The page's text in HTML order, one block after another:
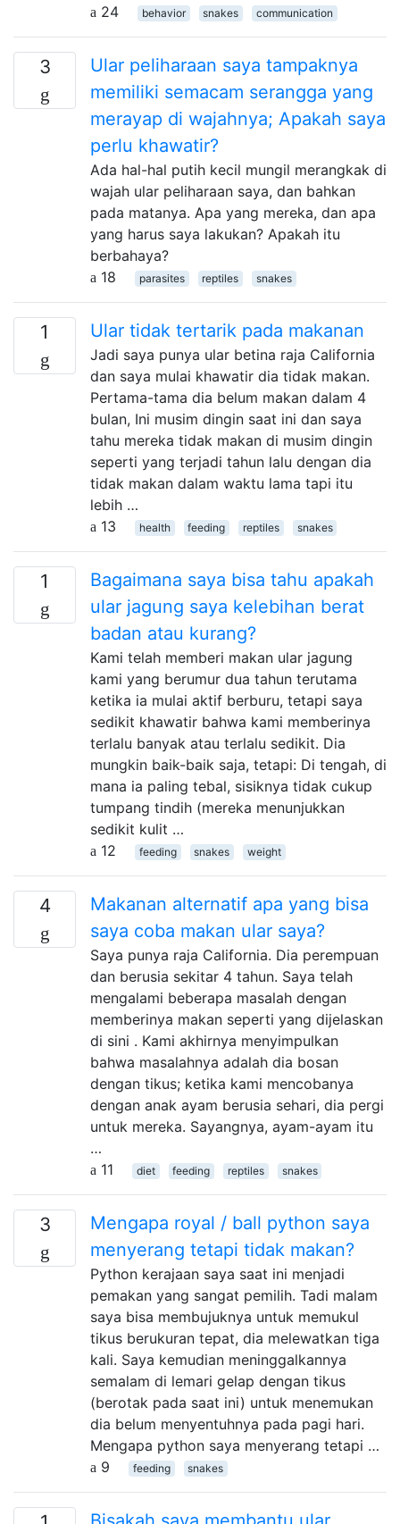
24
behavior snakes communication
3
Ular peliharaan saya tampaknya
memiliki semacam serangga yang
merayap di wajahnya; Apakah saya
perlu khawatir?
Ada hal-hal putih kecil mungil merangkak di
wajah ular peliharaan saya, dan bahkan
pada matanya. Apa yang mereka, dan apa
yang harus saya lakukan? Apakah itu
berbahaya?
18
parasites reptiles snakes
1 Ular tidak tertarik pada makanan
Jadi saya punya ular betina raja California
dan saya mulai khawatir dia tidak makan.
Pertama-tama dia belum makan dalam 4
bulan, Ini musim dingin saat ini dan saya
tahu mereka tidak makan di musim dingin
seperti yang terjadi tahun lalu dengan dia
tidak makan dalam waktu lama tapi itu
lebih …
13
health feeding reptiles snakes
1
Bagaimana saya bisa tahu apakah
ular jagung saya kelebihan berat
badan atau kurang?
Kami telah memberi makan ular jagung
kami yang berumur dua tahun terutama
ketika ia mulai aktif berburu, tetapi saya
sedikit khawatir bahwa kami memberinya
terlalu banyak atau terlalu sedikit. Dia
mungkin baik-baik saja, tetapi: Di tengah, di
mana ia paling tebal, sisiknya tidak cukup
tumpang tindih (mereka menunjukkan
sedikit kulit …
12
feeding snakes weight
4
Makanan alternatif apa yang bisa
saya coba makan ular saya?
Saya punya raja California. Dia perempuan
dan berusia sekitar 4 tahun. Saya telah
mengalami beberapa masalah dengan
memberinya makan seperti yang dijelaskan
di sini . Kami akhirnya menyimpulkan
bahwa masalahnya adalah dia bosan
dengan tikus; ketika kami mencobanya
dengan anak ayam berusia sehari, dia pergi
untuk mereka. Sayangnya, ayam-ayam itu
…
11
diet feeding reptiles snakes
3
Mengapa royal / ball python saya
menyerang tetapi tidak makan?
Python kerajaan saya saat ini menjadi
pemakan yang sangat pemilih. Tadi malam
saya bisa membujuknya untuk memukul
tikus berukuran tepat, dia melewatkan tiga
kali. Saya kemudian meninggalkannya
semalam di lemari gelap dengan tikus
(berotak pada saat ini) untuk menemukan
dia belum menyentuhnya pada pagi hari.
Mengapa python saya menyerang tetapi …
9
feeding snakes